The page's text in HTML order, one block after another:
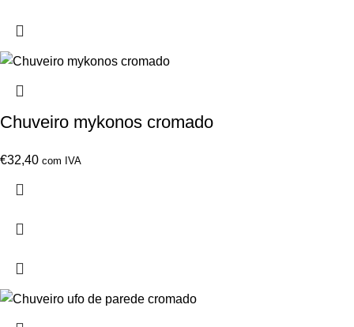
Chuveiro mykonos cromado
€32,40 com IVA